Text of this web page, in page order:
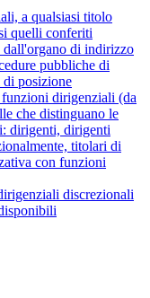
a qualsiasi titolo
quelli conferiti
dall'organo di indirizzo
pubbliche di
di posizione
dirigenziali (da
che distinguano le
dirigenti, dirigenti
titolari di
con funzioni
discrezionali